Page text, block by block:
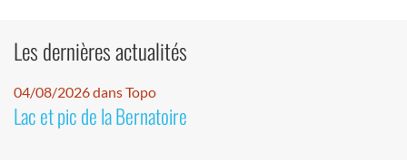
Les dernières actualités
04/08/2026 dans Topo
Lac et pic de la Bernatoire